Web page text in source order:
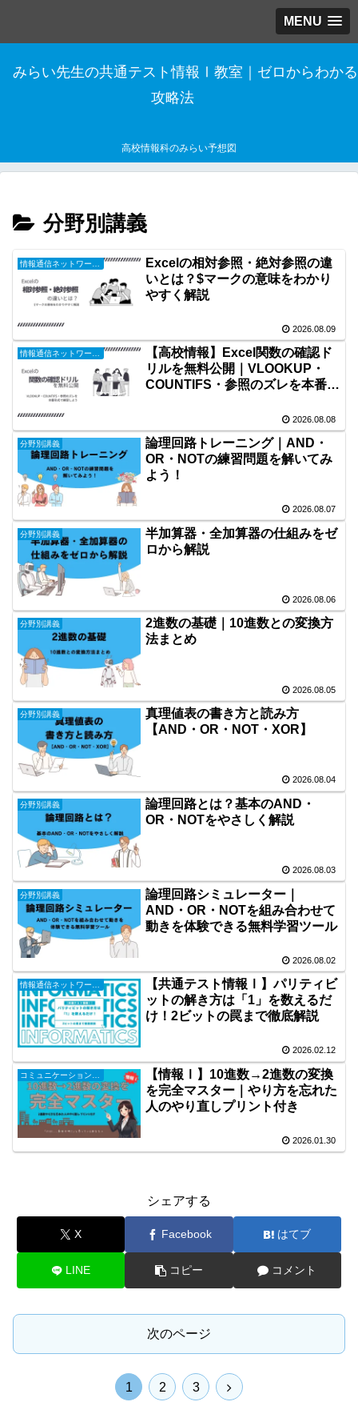
MENU
みらい先生の共通テスト情報Ⅰ教室｜ゼロからわかる
攻略法
高校情報科のみらい予想図
分野別講義
Excelの相対参照・絶対参照の違
いとは？$マークの意味をわかり
やすく解説
2026.08.09
情報通信ネットワークとデータの活用
【高校情報】Excel関数の確認ド
リルを無料公開｜VLOOKUP・
COUNTIFS・参照のズレを本番形
2026.08.08
分野別講義
論理回路トレーニング｜AND・
OR・NOTの練習問題を解いてみ
よう！
2026.08.07
分野別講義
半加算器・全加算器の仕組みをゼ
ロから解説
2026.08.06
分野別講義
2進数の基礎｜10進数との変換方
法まとめ
2026.08.05
分野別講義
真理値表の書き方と読み方
【AND・OR・NOT・XOR】
2026.08.04
分野別講義
論理回路とは？基本のAND・
OR・NOTをやさしく解説
2026.08.03
分野別講義
論理回路シミュレーター｜
AND・OR・NOTを組み合わせて
動きを体験できる無料学習ツール
2026.08.02
情報通信ネットワークとデータの活用
【共通テスト情報Ⅰ】パリティビ
ットの解き方は「1」を数えるだ
け！2ビットの罠まで徹底解説
2026.02.12
【情報Ⅰ】10進数→2進数の変換
を完全マスター｜やり方を忘れた
人のやり直しプリント付き
2026.01.30
シェアする
X Facebook はてブ
LINE コピー コメント
次のページ
1 2 3
次